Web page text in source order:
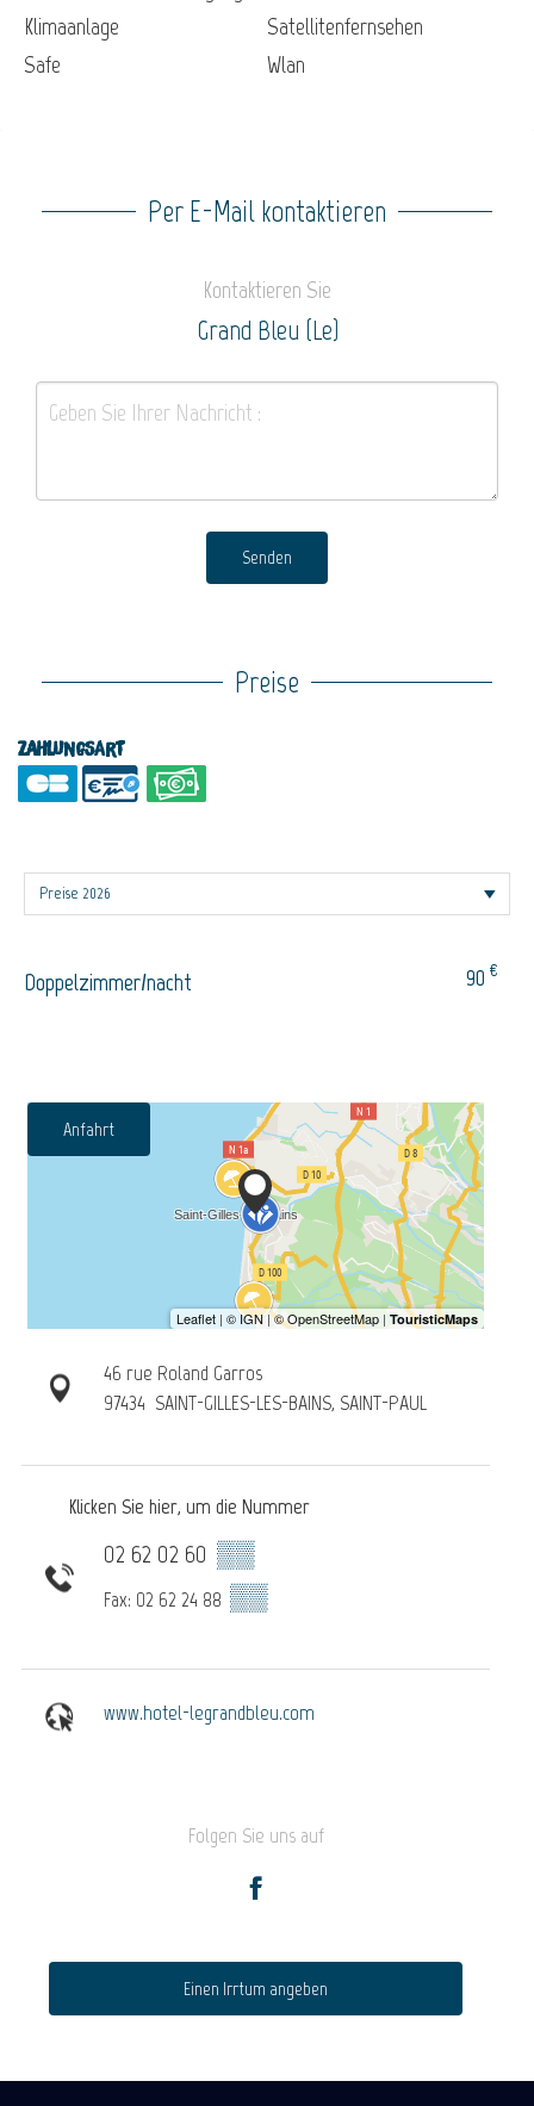
Klimaanlage
Safe
Satellitenfernsehen
Wlan
Per E-Mail kontaktieren
Kontaktieren Sie
Grand Bleu (Le)
Senden
Preise
Zahlungsart
Doppelzimmer/nacht 90 €
Anfahrt
46 rue Roland Garros
97434 SAINT-GILLES-LES-BAINS, SAINT-PAUL
Klicken Sie hier, um die Nummer
02 62 02 60 ▒▒
Fax: 02 62 24 88 ▒▒
www.hotel-legrandbleu.com
Folgen Sie uns auf
Einen Irrtum angeben